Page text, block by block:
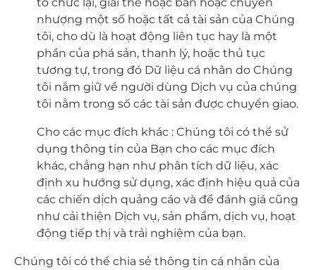
nhượng một số hoặc tất cả tài sản của Chúng
tôi, cho dù là hoạt động liên tục hay là một
phần của phá sản, thanh lý, hoặc thủ tục
tương tự, trong đó Dữ liệu cá nhân do Chúng
tôi nắm giữ về người dùng Dịch vụ của chúng
tôi nằm trong số các tài sản được chuyển giao.
Cho các mục đích khác : Chúng tôi có thể sử
dụng thông tin của Bạn cho các mục đích
khác, chẳng hạn như phân tích dữ liệu, xác
định xu hướng sử dụng, xác định hiệu quả của
các chiến dịch quảng cáo và để đánh giá cũng
như cải thiện Dịch vụ, sản phẩm, dịch vụ, hoạt
động tiếp thị và trải nghiệm của bạn.
Chúng tôi có thể chia sẻ thông tin cá nhân của